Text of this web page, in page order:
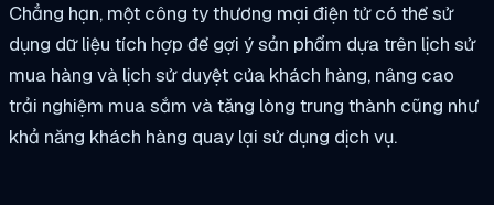
Chẳng hạn, một công ty thương mại điện tử có thể sử
dụng dữ liệu tích hợp để gợi ý sản phẩm dựa trên lịch sử
mua hàng và lịch sử duyệt của khách hàng, nâng cao
trải nghiệm mua sắm và tăng lòng trung thành cũng như
khả năng khách hàng quay lại sử dụng dịch vụ.